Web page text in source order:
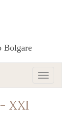
Bolgare
XXI